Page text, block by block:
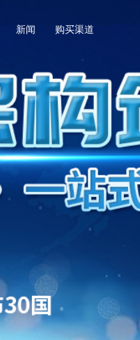
新闻 购买渠道